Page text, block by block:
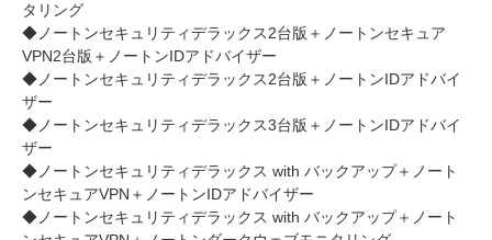
タリング
◆ノートンセキュリティデラックス2台版＋ノートンセキュア
VPN2台版＋ノートンIDアドバイザー
◆ノートンセキュリティデラックス2台版＋ノートンIDアドバイ
ザー
◆ノートンセキュリティデラックス3台版＋ノートンIDアドバイ
ザー
◆ノートンセキュリティデラックス with バックアップ＋ノート
ンセキュアVPN＋ノートンIDアドバイザー
◆ノートンセキュリティデラックス with バックアップ＋ノート